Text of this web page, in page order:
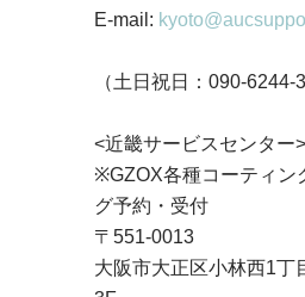
E-mail:
（土日祝日：090-6244-
<近畿サービスセンター>
※GZOX各種コーティン
グ予約・受付
〒551-0013
大阪市大正区小林西1丁